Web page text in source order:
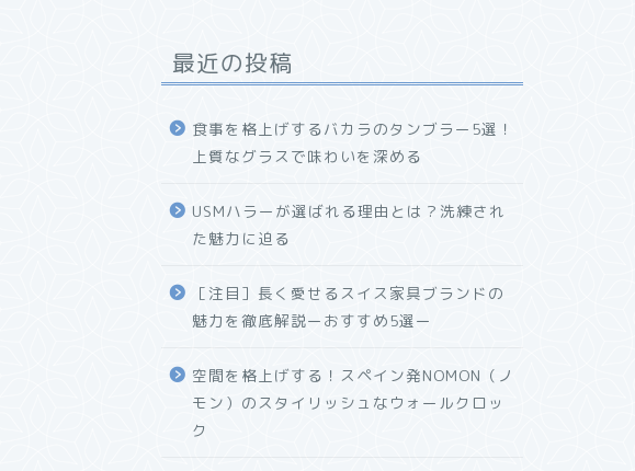
最近の投稿
食事を格上げするバカラのタンブラー5選！
上質なグラスで味わいを深める
USMハラーが選ばれる理由とは？洗練され
た魅力に迫る
［注目］長く愛せるスイス家具ブランドの
魅力を徹底解説ーおすすめ5選ー
空間を格上げする！スペイン発NOMON（ノ
モン）のスタイリッシュなウォールクロッ
ク